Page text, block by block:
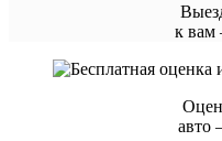
к вам
авто